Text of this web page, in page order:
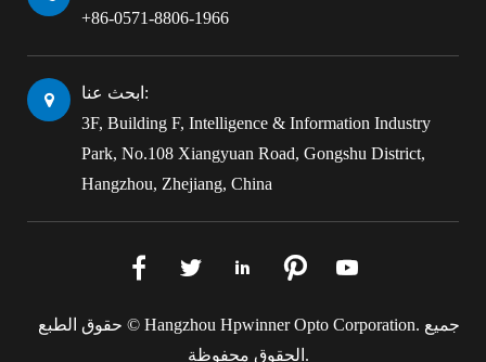
+86-0571-8806-1966
ابحث عنا:
3F, Building F, Intelligence & Information Industry
Park, No.108 Xiangyuan Road, Gongshu District,
Hangzhou, Zhejiang, China
    
حقوق الطبع © Hangzhou Hpwinner Opto Corporation.
الحقوق محفوظة.